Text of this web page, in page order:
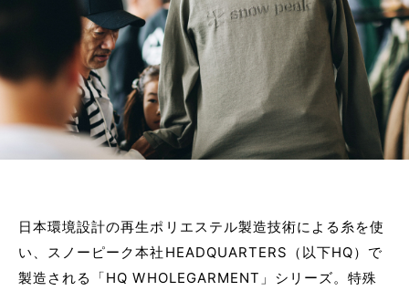
日本環境設計の再生ポリエステル製造技術による糸を使
い、スノーピーク本社HEADQUARTERS（以下HQ）で
製造される「HQ WHOLEGARMENT」シリーズ。特殊